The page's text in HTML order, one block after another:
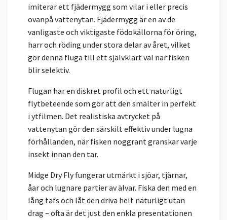
imiterar ett fjädermygg som vilar i eller precis
ovanpå vattenytan. Fjädermygg är en av de
vanligaste och viktigaste födokällorna för öring,
harr och röding under stora delar av året, vilket
gör denna fluga till ett självklart val när fisken
blir selektiv.
Flugan har en diskret profil och ett naturligt
flytbeteende som gör att den smälter in perfekt
i ytfilmen. Det realistiska avtrycket på
vattenytan gör den särskilt effektiv under lugna
förhållanden, när fisken noggrant granskar varje
insekt innan den tar.
Midge Dry Fly fungerar utmärkt i sjöar, tjärnar,
åar och lugnare partier av älvar. Fiska den med en
lång tafs och låt den driva helt naturligt utan
drag – ofta är det just den enkla presentationen